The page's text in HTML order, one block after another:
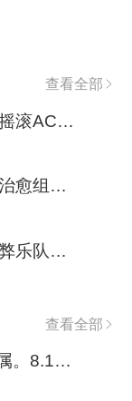
查看全部
【不燃你找我】最燃日系摇滚ACG，cover拿走
【燃与治愈向】萌帅燃与治愈组合,snmbqlh！
【ROCK ON!】日本最流弊乐队及最燃摇滚整合
查看全部
超重低音，BOSE音响专属。8.1更新